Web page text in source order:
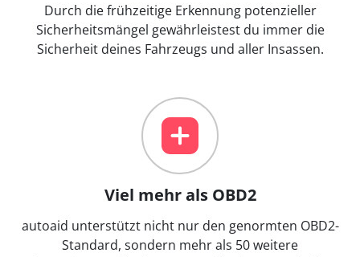
Durch die frühzeitige Erkennung potenzieller
Sicherheitsmängel gewährleistest du immer die
Sicherheit deines Fahrzeugs und aller Insassen.
Viel mehr als OBD2
autoaid unterstützt nicht nur den genormten OBD2-
Standard, sondern mehr als 50 weitere